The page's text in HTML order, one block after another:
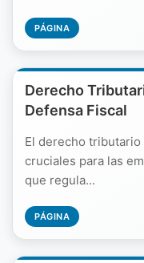
PÁGINA
Derecho
Defensa Fiscal
El derecho tributario
cruciales para las
que regula...
PÁGINA